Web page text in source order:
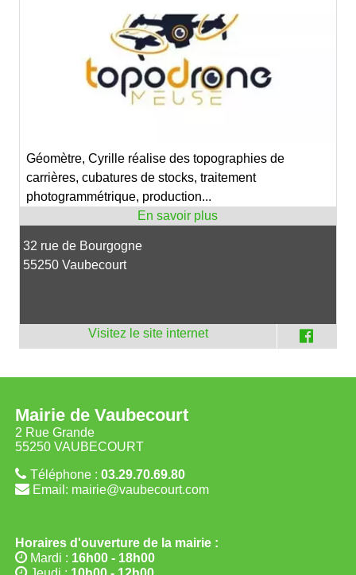
Géomètre, Cyrille réalise des topographies de
carrières, cubatures de stocks, traitement
photogrammétrique, production...
32 rue de Bourgogne
55250 Vaubecourt
Mairie de Vaubecourt
2 Rue Grande
55250 VAUBECOURT
Téléphone : 03.29.70.69.80
Email: mairie@vaubecourt.com
Horaires d'ouverture de la mairie :
Mardi : 16h00 - 18h00